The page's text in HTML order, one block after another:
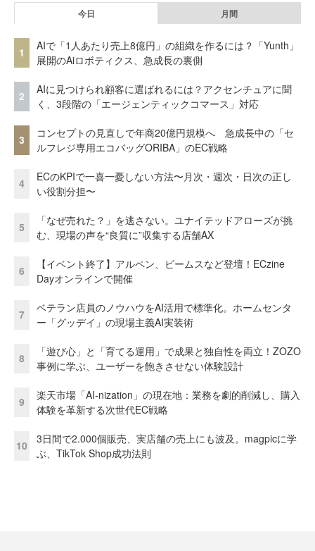
今日 月間
1
AIで「1人あたり売上8億円」の組織を作るには？「Yunth」
展開のAiロボティクス、急成長の裏側
2
AIに見つけられ顧客に選ばれるには？アクセンチュアに聞
く、3段階の「エージェンティックコマース」対応
3
コンセプトの見直しで年商20億円規模へ 急成長中の「セ
ルフレジ専用エコバッグORIBA」のEC戦略
4
ECのKPIで一喜一憂しない方法〜月次・週次・日次の正し
い役割分担〜
5
「なぜ売れた？」を逃さない。ユナイテッドアローズが挑
む、現場の声を“良質に”収集する店舗AX
6
【イベント終了】アルペン、ビームスなど登壇！ECzine
Dayオンラインで開催
7
ベテラン店員のノウハウをAI活用で標準化。ホームセンタ
ー「グッデイ」の現場主義AI実装術
8
「遊び心」と「育てる運用」で成果と独自性を両立！ZOZO
事例に学ぶ、ユーザーを飽きさせない体験設計
9
楽天市場「AI-nization」の現在地：業務を劇的削減し、購入
体験を革新する次世代EC戦略
10
3日間で2.000個販売、実店舗の売上にも波及。magpicに学
ぶ、TikTok Shop成功法則